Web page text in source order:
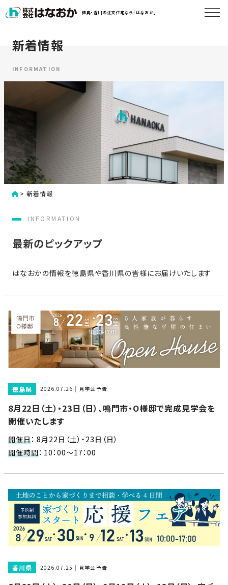
ン
る
徳島・香川の注文住宅なら「はなおか」
は
お
か
つ
て
初
め
の
お
客
詳
く
見
る
専
属
大
工・
社
大
工
長
期
優
良
住
宅
定
は
な
お
の
づ
り
工
実
例
エ
ス
テ
リ
ア
お
近
建
築
現
場
引
き
モ
デ
ル
ハ
ウ
は
お
か
デ
ル
ハ
ウ
ス
一
は
お
客
様
の
お
客
様
の
ン
タ
お
ら
イ
会
新着情報
INFORMATION
>新着情報
INFORMATION
最新のピックアップ
はなおかの情報を徳島県や香川県の皆様にお届けいたします
徳島県 2026.07.26 見学会予告
8月22日（土）・23日（日）、鳴門市・O様邸で完成見学会を
開催いたします
開催日： 8月22日（土）・23日（日）
開催時間： 10：00～17：00
香川県 2026.07.25 見学会予告